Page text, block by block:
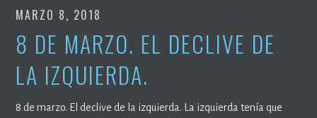
MARZO 8, 2018
8 DE MARZO. EL DECLIVE DE
LA IZQUIERDA.
8 de marzo. El declive de la izquierda. La izquierda tenía que